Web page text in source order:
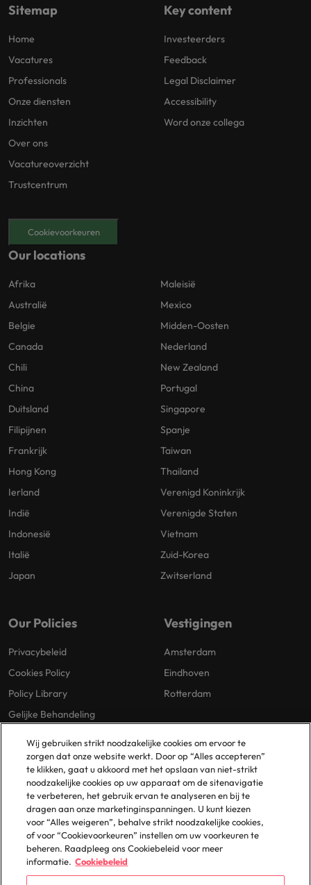
Sitemap
Home
Vacatures
Professionals
Onze diensten
Inzichten
Over ons
Vacatureoverzicht
Trustcentrum
Key content
Investeerders
Feedback
Legal Disclaimer
Accessibility
Word onze collega
Cookievoorkeuren
Our locations
Afrika
Australië
Belgie
Canada
Chili
China
Duitsland
Filipijnen
Frankrijk
Hong Kong
Ierland
Indië
Indonesië
Italië
Japan
Maleisië
Mexico
Midden-Oosten
Nederland
New Zealand
Portugal
Singapore
Spanje
Taiwan
Thailand
Verenigd Koninkrijk
Verenigde Staten
Vietnam
Zuid-Korea
Zwitserland
Our Policies
Privacybeleid
Cookies Policy
Policy Library
Gelijke Behandeling
Vestigingen
Amsterdam
Eindhoven
Rotterdam
© 2025 Robert Walters Plc. All Rights Reserved.
Wij gebruiken strikt noodzakelijke cookies om ervoor te
zorgen dat onze website werkt. Door op “Alles accepteren”
te klikken, gaat u akkoord met het opslaan van niet-strikt
noodzakelijke cookies op uw apparaat om de sitenavigatie
te verbeteren, het gebruik ervan te analyseren en bij te
dragen aan onze marketinginspanningen. U kunt kiezen
voor “Alles weigeren”, behalve strikt noodzakelijke cookies,
of voor “Cookievoorkeuren” instellen om uw voorkeuren te
beheren. Raadpleeg ons Cookiebeleid voor meer
informatie. Cookiebeleid